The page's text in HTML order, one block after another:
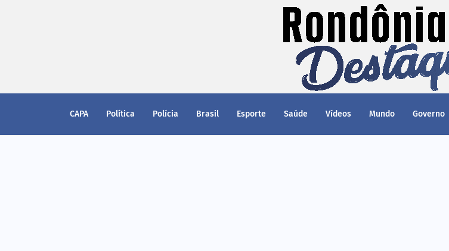
CAPA Política Polícia Brasil Esporte Saúde Vídeos Mundo Governo